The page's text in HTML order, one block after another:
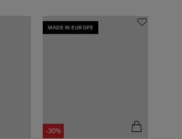
MADE IN EUROPE
-30%